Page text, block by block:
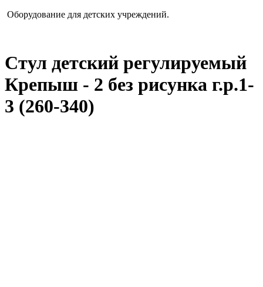
Оборудование для детских учреждений.
Стул детский регулируемый
Крепыш - 2 без рисунка г.р.1-
3 (260-340)